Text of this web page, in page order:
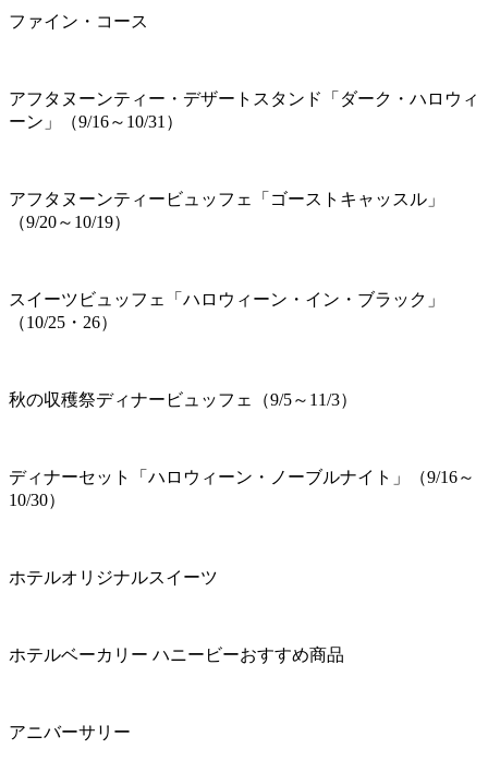
ファイン・コース
アフタヌーンティー・デザートスタンド「ダーク・ハロウィ
ーン」（9/16～10/31）
アフタヌーンティービュッフェ「ゴーストキャッスル」
（9/20～10/19）
スイーツビュッフェ「ハロウィーン・イン・ブラック」
（10/25・26）
秋の収穫祭ディナービュッフェ（9/5～11/3）
ディナーセット「ハロウィーン・ノーブルナイト」（9/16～
10/30）
ホテルオリジナルスイーツ
ホテルベーカリー ハニービーおすすめ商品
アニバーサリー